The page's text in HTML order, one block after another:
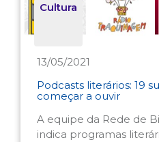
Cultura
13/05/2021
Podcasts literários: 19
começar a ouvir
A equipe da Rede de
indica programas